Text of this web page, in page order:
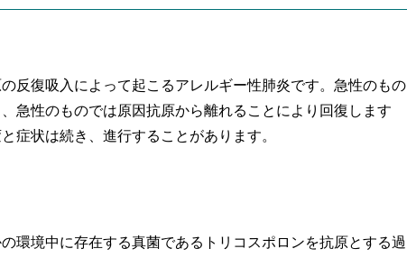
反復吸入によって起こるアレルギー性肺炎です。急性のもの
急性のものでは原因抗原から離れることにより回復します
症状は続き、進行することがあります。
環境中に存在する真菌であるトリコスポロンを抗原とする過